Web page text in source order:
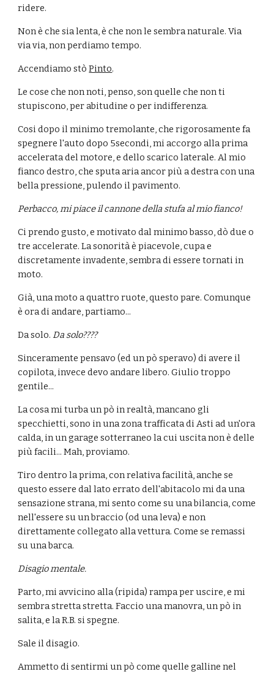
ridere.
Non è che sia lenta, è che non le sembra naturale. Via
via via, non perdiamo tempo.
Accendiamo stò Pinto.
Le cose che non noti, penso, son quelle che non ti
stupiscono, per abitudine o per indifferenza.
Cosi dopo il minimo tremolante, che rigorosamente fa
spegnere l'auto dopo 5secondi, mi accorgo alla prima
accelerata del motore, e dello scarico laterale. Al mio
fianco destro, che sputa aria ancor più a destra con una
bella pressione, pulendo il pavimento.
Perbacco, mi piace il cannone della stufa al mio fianco!
Ci prendo gusto, e motivato dal minimo basso, dò due o
tre accelerate. La sonorità è piacevole, cupa e
discretamente invadente, sembra di essere tornati in
moto.
Già, una moto a quattro ruote, questo pare. Comunque
è ora di andare, partiamo...
Da solo. Da solo????
Sinceramente pensavo (ed un pò speravo) di avere il
copilota, invece devo andare libero. Giulio troppo
gentile...
La cosa mi turba un pò in realtà, mancano gli
specchietti, sono in una zona trafficata di Asti ad un'ora
calda, in un garage sotterraneo la cui uscita non è delle
più facili... Mah, proviamo.
Tiro dentro la prima, con relativa facilità, anche se
questo essere dal lato errato dell'abitacolo mi da una
sensazione strana, mi sento come su una bilancia, come
nell'essere su un braccio (od una leva) e non
direttamente collegato alla vettura. Come se remassi
su una barca.
Disagio mentale.
Parto, mi avvicino alla (ripida) rampa per uscire, e mi
sembra stretta stretta. Faccio una manovra, un pò in
salita, e la R.B. si spegne.
Sale il disagio.
Ammetto di sentirmi un pò come quelle galline nel